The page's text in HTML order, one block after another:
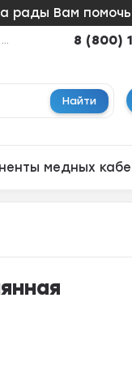
рады Вам помочь
... 8 (800)
Найти
медных